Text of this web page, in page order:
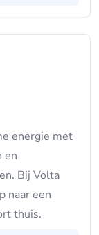
energie met
en
Bij Volta
naar een
thuis.